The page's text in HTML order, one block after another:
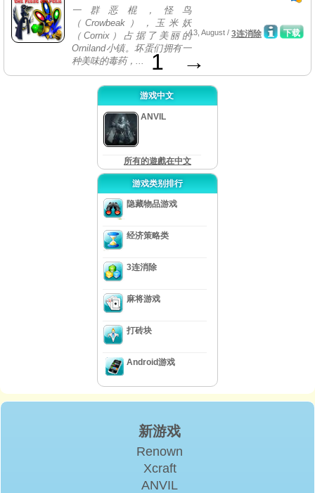
一群恶棍，怪鸟
（Crowbeak），玉米妖
（Cornix）占据了美丽的
Orniland小镇。坏蛋们拥有一
种美味的毒药，...
下载
13, August / 3连消除
1 →
游戏中文
ANVIL
所有的遊戲在中文
游戏类别排行
隐藏物品游戏
经济策略类
3连消除
麻将游戏
打砖块
Android游戏
新游戏
Renown
Xcraft
ANVIL